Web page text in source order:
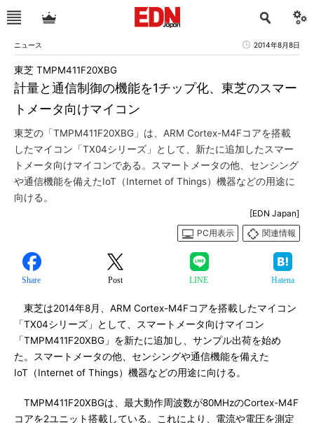
ニュース 2014年8月8日
計量と通信制御の機能を1チップ化、東芝のスマー
トメータ向けマイコン
東芝 TMPM411F20XBG
東芝の「TMPM411F20XBG」は、ARM Cortex-M4Fコアを搭載
したマイコン「TX04シリーズ」として、新たに追加したスマー
トメータ向けマイコンである。スマートメータの他、センシング
や通信機能を備えたIoT（Internet of Things）機器などの用途に
向ける。
[EDN Japan]
PC用表示
関連情報
Share Post LINE Hatena
東芝は2014年8月、ARM Cortex-M4Fコアを搭載したマイコン
「TX04シリーズ」として、スマートメータ向けマイコン
「TMPM411F20XBG」を新たに追加し、サンプル出荷を始め
た。スマートメータの他、センシングや通信機能を備えた
IoT（Internet of Things）機器などの用途に向ける。
TMPM411F20XBGは、最大動作周波数が80MHzのCortex-M4F
コアを2ユニット搭載している。これにより、電流や電圧を測定